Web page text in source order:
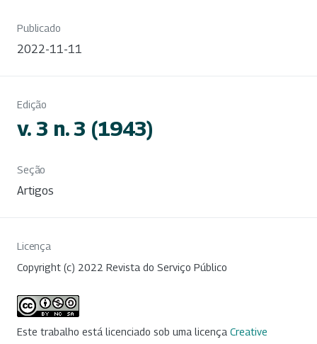
Publicado
2022-11-11
Edição
v. 3 n. 3 (1943)
Seção
Artigos
Licença
Copyright (c) 2022 Revista do Serviço Público
Este trabalho está licenciado sob uma licença Creative